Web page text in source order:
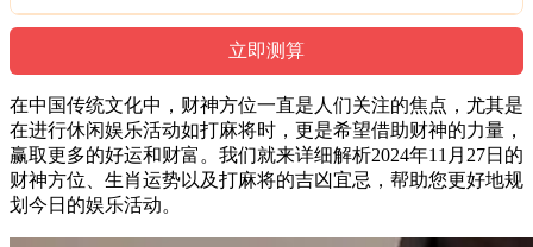
在中国传统文化中，财神方位一直是人们关注的焦点，尤其是
在进行休闲娱乐活动如打麻将时，更是希望借助财神的力量，
赢取更多的好运和财富。我们就来详细解析2024年11月27日的
财神方位、生肖运势以及打麻将的吉凶宜忌，帮助您更好地规
划今日的娱乐活动。